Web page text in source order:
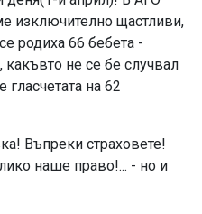
изключително щастливи,
родиха 66 бебета -
не се бе случвал
гласчетата на 62
Въпреки страховете!
наше право!... - но и